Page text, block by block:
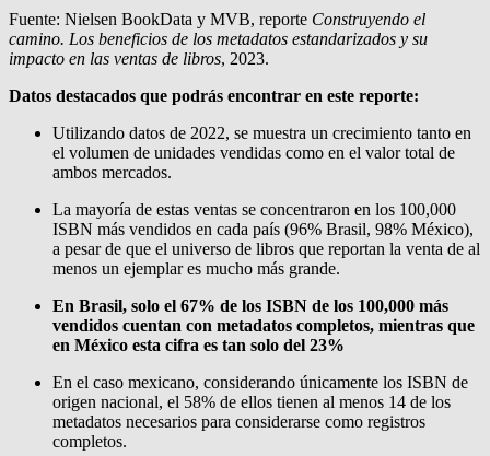
Fuente: Nielsen BookData y MVB, reporte Construyendo el
camino. Los beneficios de los metadatos estandarizados y su
impacto en las ventas de libros, 2023.
Datos destacados que podrás encontrar en este reporte:
Utilizando datos de 2022, se muestra un crecimiento tanto en
el volumen de unidades vendidas como en el valor total de
ambos mercados.
La mayoría de estas ventas se concentraron en los 100,000
ISBN más vendidos en cada país (96% Brasil, 98% México),
a pesar de que el universo de libros que reportan la venta de al
menos un ejemplar es mucho más grande.
En Brasil, solo el 67% de los ISBN de los 100,000 más
vendidos cuentan con metadatos completos, mientras que
en México esta cifra es tan solo del 23%
En el caso mexicano, considerando únicamente los ISBN de
origen nacional, el 58% de ellos tienen al menos 14 de los
metadatos necesarios para considerarse como registros
completos.